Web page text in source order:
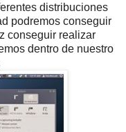
distribuciones
podremos conseguir
conseguir realizar
dentro de nuestro